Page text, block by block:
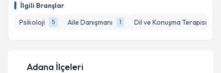
İlgili Branşlar
Psikoloji
5 Aile Danışmanı 1 Dil ve Konuşma Terapisi
randevu almanız için bir takvim hazırlandığında e-
posta ile bilgilendireceğiz.
E-posta Adresiniz
Adana İlçeleri